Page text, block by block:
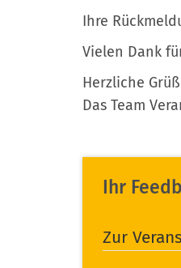
Ihre
Vielen Dank
Herzliche
Das Team
Ihr
Zur